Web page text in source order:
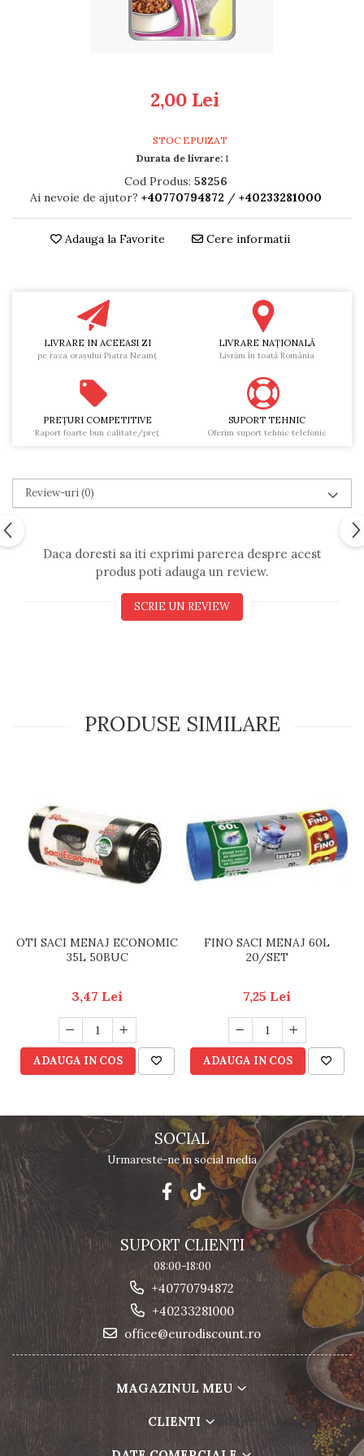
2,00 Lei
STOC EPUIZAT
Durata de livrare:1
Cod Produs: 58256
Ai nevoie de ajutor? +40770794872 / +40233281000
Adauga la Favorite Cere informatii
LIVRARE IN ACEEASI ZI
pe raza oraşului Piatra Neamţ
LIVRARE NAŢIONALĂ
Livrăm în toată România
PREŢURI COMPETITIVE
Raport foarte bun calitate/preţ
SUPORT TEHNIC
Oferim suport tehnic telefonic
Review-uri(0)
Daca doresti sa iti exprimi parerea despre acest
produs poti adauga un review.
SCRIE UN REVIEW
PRODUSE SIMILARE
OTI SACI MENAJ ECONOMIC
35L 50BUC
3,47 Lei
ADAUGA IN COS
FINO SACI MENAJ 60L
20/SET
7,25 Lei
ADAUGA IN COS
SOCIAL
Urmareste-ne in social media
SUPORT CLIENTI
08:00-18:00
+40770794872
+40233281000
office@eurodiscount.ro
MAGAZINUL MEU
CLIENTI